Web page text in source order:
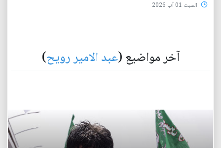
السبت 01 آب 2026
آخر مواضيع (عبد الامير رويح)